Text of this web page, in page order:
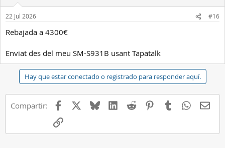
22 Jul 2026 #16
Rebajada a 4300€
Enviat des del meu SM-S931B usant Tapatalk
Hay que estar conectado o registrado para responder aquí.
Compartir: Facebook BlueskyLinkedIn
Reddit PinterestTumblr
E-
Enlace